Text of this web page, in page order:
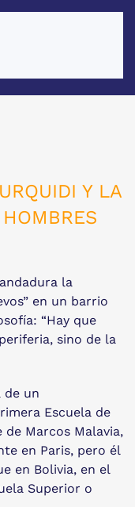
Y LA
la
en un barrio
“Hay que
sino de la
de un
Escuela de
Marcos Malavia,
en Paris, pero él
en Bolivia, en el
Superior o